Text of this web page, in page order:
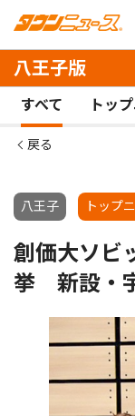
八王子版
すべて トッ
戻る
八王子 トップ
創価大ソビ
挙 新設・